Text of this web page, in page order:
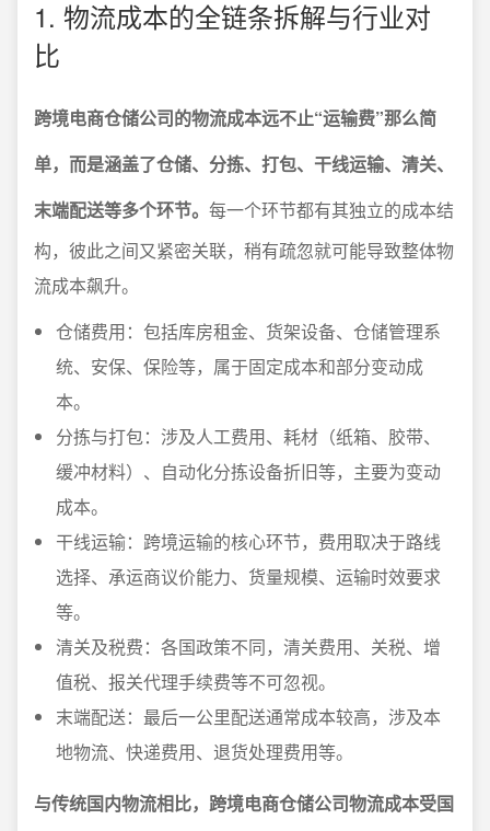
1. 物流成本的全链条拆解与行业对
比
跨境电商仓储公司的物流成本远不止“运输费”那么简
单，而是涵盖了仓储、分拣、打包、干线运输、清关、
末端配送等多个环节。 每一个环节都有其独立的成本结
构，彼此之间又紧密关联，稍有疏忽就可能导致整体物
流成本飙升。
仓储费用：包括库房租金、货架设备、仓储管理系
统、安保、保险等，属于固定成本和部分变动成
本。
分拣与打包：涉及人工费用、耗材（纸箱、胶带、
缓冲材料）、自动化分拣设备折旧等，主要为变动
成本。
干线运输：跨境运输的核心环节，费用取决于路线
选择、承运商议价能力、货量规模、运输时效要求
等。
清关及税费：各国政策不同，清关费用、关税、增
值税、报关代理手续费等不可忽视。
末端配送：最后一公里配送通常成本较高，涉及本
地物流、快递费用、退货处理费用等。
与传统国内物流相比，跨境电商仓储公司物流成本受国